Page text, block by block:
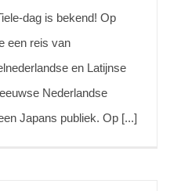
dag is bekend! Op
een reis van
en Latijnse
Nederlandse
Japans publiek. Op [...]